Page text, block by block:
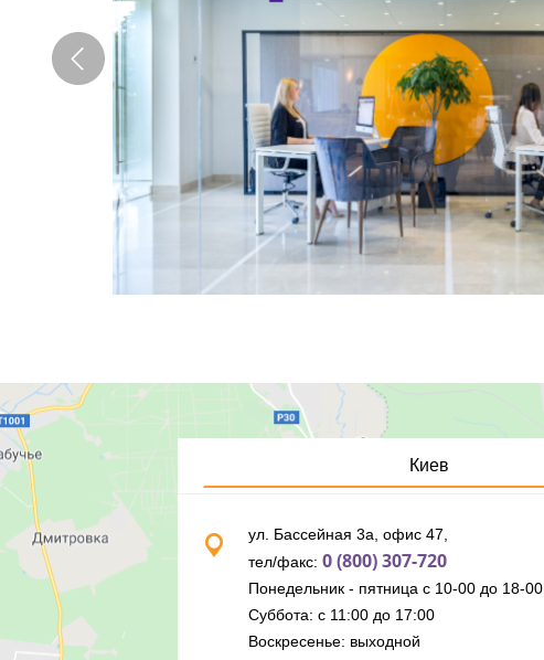
Киев
ул. Бассейная 3а, офис 47,
тел/факс: 0 (800) 307-720
Понедельник - пятница с 10-00 до 18-00,
Суббота: с 11:00 до 17:00
Воскресенье: выходной